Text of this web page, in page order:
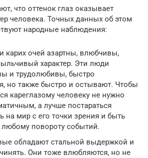
что оттенок глаз оказывает
человека. Точных данных об этом
народные наблюдения:
карих очей азартны, влюбчивы,
характер. Эти люди
и трудолюбивы, быстро
но также быстро и остывают. Чтобы
кареглазому человеку не нужно
а лучше постараться
на мир с его точки зрения и быть
повороту событий.
обладают стальной выдержкой и
Они тоже влюбляются, но не